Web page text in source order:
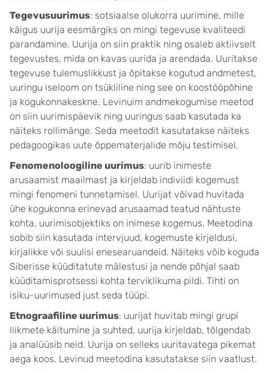
Tegevusuurimus: sotsiaalse olukorra uurimine, mille
käigus uurija eesmärgiks on mingi tegevuse kvaliteedi
parandamine. Uurija on siin praktik ning osaleb aktiivselt
tegevustes, mida on kavas uurida ja arendada. Uuritakse
tegevuse tulemuslikkust ja õpitakse kogutud andmetest,
uuringu iseloom on tsükliline ning see on koostööpõhine
ja kogukonnakeskne. Levinuim andmekogumise meetod
on siin uurimispäevik ning uuringus saab kasutada ka
näiteks rollimänge. Seda meetodit kasutatakse näiteks
pedagoogikas uute õppematerjalide mõju testimisel.
Fenomenoloogiline uurimus: uurib inimeste
arusaamist maailmast ja kirjeldab indiviidi kogemust
mingi fenomeni tunnetamisel. Uurijat võivad huvitada
ühe kogukonna erinevad arusaamad teatud nähtuste
kohta, uurimisobjektiks on inimese kogemus. Meetodina
sobib siin kasutada intervjuud, kogemuste kirjeldusi,
kirjalikke või suulisi enesearuandeid. Näiteks võib koguda
Siberisse küüditatute mälestusi ja nende põhjal saab
küüditamisprotsessi kohta terviklikuma pildi. Tihti on
isiku-uurimused just seda tüüpi.
Etnograafiline uurimus: uurijat huvitab mingi grupi
liikmete käitumine ja suhted, uurija kirjeldab, tõlgendab
ja analüüsib neid. Uurija on selleks uuritavatega pikemat
aega koos. Levinud meetodina kasutatakse siin vaatlust.